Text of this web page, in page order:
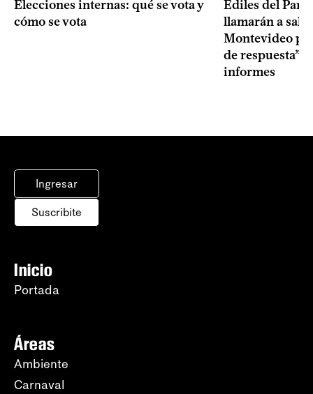
Elecciones internas: qué se vota y
cómo se vota
Ediles del
llamarán a sala
Montevideo
de respuesta”
informes
Ingresar
Suscribite
Inicio
Portada
Áreas
Ambiente
Carnaval